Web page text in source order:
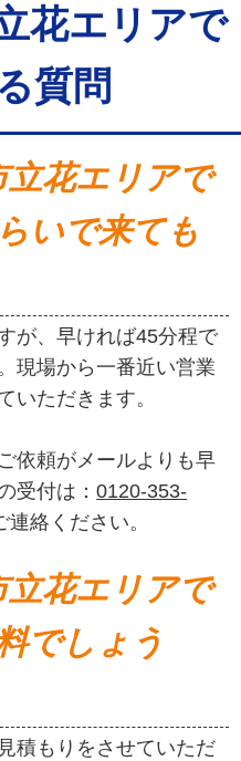
花エリアで
質問
立花エリアで
いで来ても
が、早ければ45分程で
現場から一番近い営業
いただきます。
依頼がメールよりも早
受付は：0120-353-
連絡ください。
立花エリアで
でしょう
積もりをさせていただ